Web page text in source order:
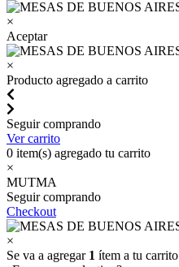
×
Aceptar
×
Producto agregado a carrito
Seguir comprando
Ver carrito
0 item(s) agregado tu carrito
×
MUTMA
Seguir comprando
Checkout
×
Se va a agregar 1 ítem a tu carrito